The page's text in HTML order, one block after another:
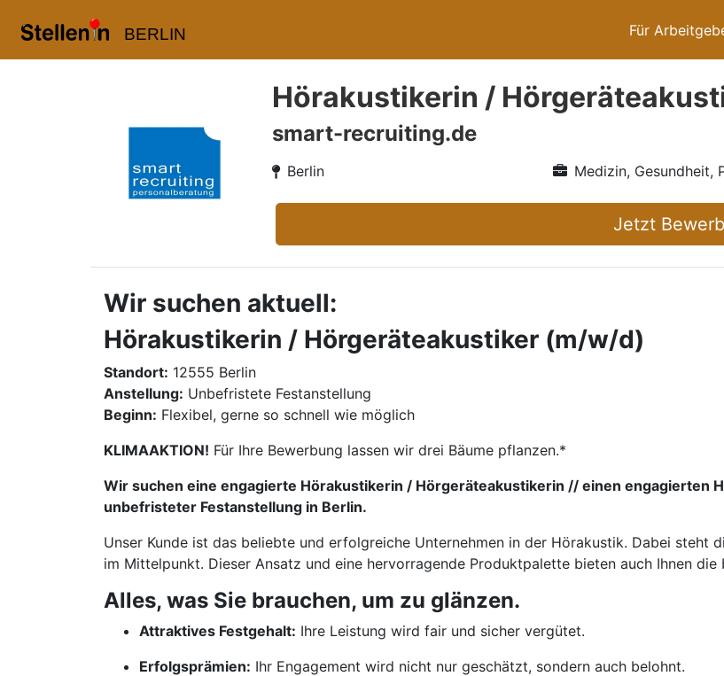
BERLIN Für
Hörakustikerin /
smart-recruiting.de
Berlin Medizin, Gesundheit,
Jetzt
Wir suchen aktuell:
Hörakustikerin / Hörgeräteakustiker (m/w/d)
Standort: 12555 Berlin
Anstellung: Unbefristete Festanstellung
Beginn: Flexibel, gerne so schnell wie möglich
KLIMAAKTION! Für Ihre Bewerbung lassen wir drei Bäume pflanzen.*
Wir suchen eine engagierte Hörakustikerin / Hörgeräteakustikerin // einen engagierten
unbefristeter Festanstellung in Berlin.
Unser Kunde ist das beliebte und erfolgreiche Unternehmen in der Hörakustik. Dabei steht
im Mittelpunkt. Dieser Ansatz und eine hervorragende Produktpalette bieten auch Ihnen die
Alles, was Sie brauchen, um zu glänzen.
Attraktives Festgehalt: Ihre Leistung wird fair und sicher vergütet.
Erfolgsprämien: Ihr Engagement wird nicht nur geschätzt, sondern auch belohnt.